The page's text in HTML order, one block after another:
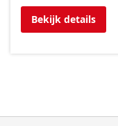
Bekijk details